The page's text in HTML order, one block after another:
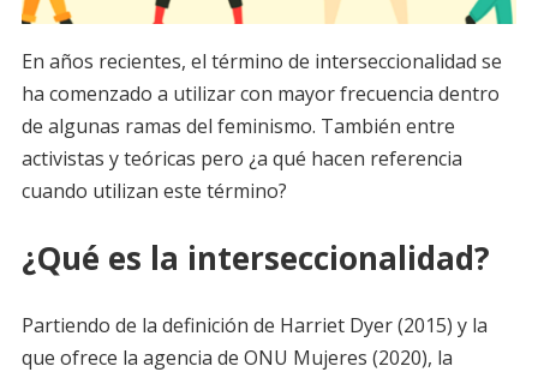
En años recientes, el término de interseccionalidad se
ha comenzado a utilizar con mayor frecuencia dentro
de algunas ramas del feminismo. También entre
activistas y teóricas pero ¿a qué hacen referencia
cuando utilizan este término?
¿Qué es la interseccionalidad?
Partiendo de la definición de Harriet Dyer (2015) y la
que ofrece la agencia de ONU Mujeres (2020), la